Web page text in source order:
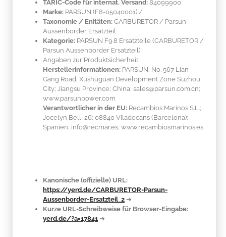
TARIC-Code für internat. Versand: 84099900
Marke: PARSUN (F8-05040001) /
Taxonomie / Enitäten: CARBURETOR / Parsun
Aussenborder Ersatzteil
Kategorie: PARSUN F9.8 Ersatzteile (CARBURETOR /
Parsun Aussenborder Ersatzteil)
Angaben zur Produktsicherheit
Herstellerinformationen: PARSUN; No. 567 Lian
Gang Road; Xushuguan Development Zone Suzhou
City; Jiangsu Province; China; sales@parsun.com.cn;
www.parsunpower.com
Verantwortlicher in der EU: Recambios Marinos S.L.;
Jocelyn Bell, 26; 08840 Viladecans (Barcelona);
Spanien; info@recmar.es; www.recambiosmarinos.es
Kanonische (offizielle) URL:
https://yerd.de/CARBURETOR-Parsun-
Aussenborder-Ersatzteil_2 ➔
Kurze URL-Schreibweise für Browser-Eingabe:
yerd.de/?a=17841 ➔